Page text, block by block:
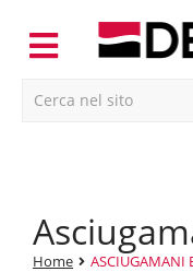
Home ASCIUGAMANI